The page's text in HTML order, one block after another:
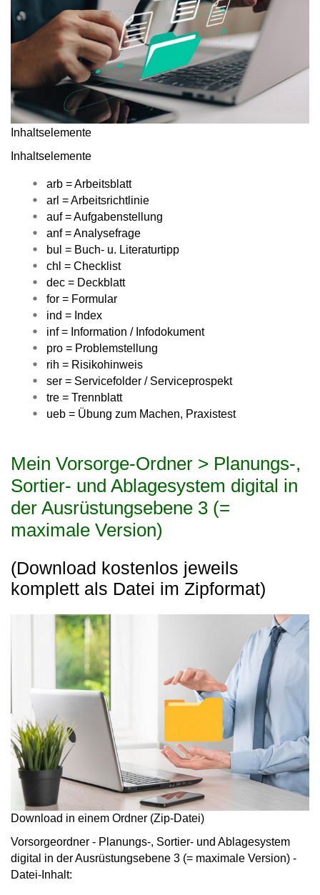
Inhaltselemente
Inhaltselemente
arb = Arbeitsblatt
arl = Arbeitsrichtlinie
auf = Aufgabenstellung
anf = Analysefrage
bul = Buch- u. Literaturtipp
chl = Checklist
dec = Deckblatt
for = Formular
ind = Index
inf = Information / Infodokument
pro = Problemstellung
rih = Risikohinweis
ser = Servicefolder / Serviceprospekt
tre = Trennblatt
ueb = Übung zum Machen, Praxistest
Mein Vorsorge-Ordner > Planungs-,
Sortier- und Ablagesystem digital in
der Ausrüstungsebene 3 (=
maximale Version)
(Download kostenlos jeweils
komplett als Datei im Zipformat)
Download in einem Ordner (Zip-Datei)
Vorsorgeordner - Planungs-, Sortier- und Ablagesystem
digital in der Ausrüstungsebene 3 (= maximale Version) -
Datei-Inhalt: